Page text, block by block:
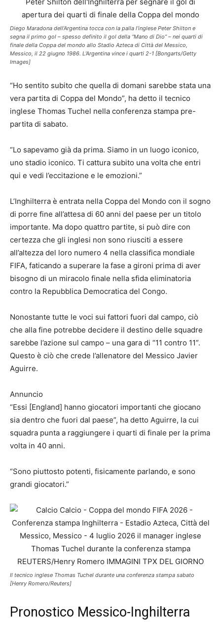
Diego Maradona dell’Argentina tocca con la palla l’inglese Peter Shilton e
segna il primo gol – spesso definito il gol della “Mano di Dio” – nei quarti di
finale della Coppa del mondo allo Stadio Azteca di Città del Messico,
Messico, il 22 giugno 1986. L’Argentina vince i quarti 2-1 [Bongarts/Getty
Images]
“Ho sentito subito che quella di domani sarebbe stata una
vera partita di Coppa del Mondo”, ha detto il tecnico
inglese Thomas Tuchel nella conferenza stampa pre-
partita di sabato.
“Lo sapevamo già da prima. Siamo in un luogo iconico,
uno stadio iconico. Ti cattura subito una volta che entri
qui e vedi l’eccitazione e le emozioni.”
L’Inghilterra è entrata nella Coppa del Mondo con il sogno
di porre fine all’attesa di 60 anni del paese per un titolo
importante. Ma dopo quattro partite, si può dire con
certezza che gli inglesi non sono riusciti a essere
all’altezza del loro numero 4 nella classifica mondiale
FIFA, faticando a superare la fase a gironi prima di aver
bisogno di un miracolo finale nella sfida eliminatoria
contro la Repubblica Democratica del Congo.
Nonostante tutte le voci sui fattori fuori dal campo, ciò
che alla fine potrebbe decidere il destino delle squadre
sarebbe l’azione sul campo – una gara di “11 contro 11”.
Questo è ciò che crede l’allenatore del Messico Javier
Aguirre.
Annuncio
“Essi [England] hanno giocatori importanti che giocano
sia dentro che fuori dal paese”, ha detto Aguirre, la cui
squadra punta a raggiungere i quarti di finale per la prima
volta in 40 anni.
“Sono piuttosto potenti, fisicamente parlando, e sono
grandi giocatori.”
Il tecnico inglese Thomas Tuchel durante una conferenza stampa sabato
[Henry Romero/Reuters]
Pronostico Messico-Inghilterra